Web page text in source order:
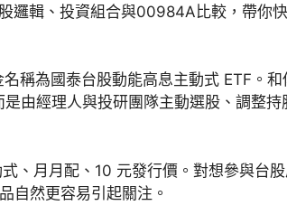
邏輯、投資組合與00984A比較，帶你
稱為國泰台股動能高息主動式 ETF。和
由經理人與投研團隊主動選股、調整持
、月月配、10 元發行價。對想參與台
自然更容易引起關注。